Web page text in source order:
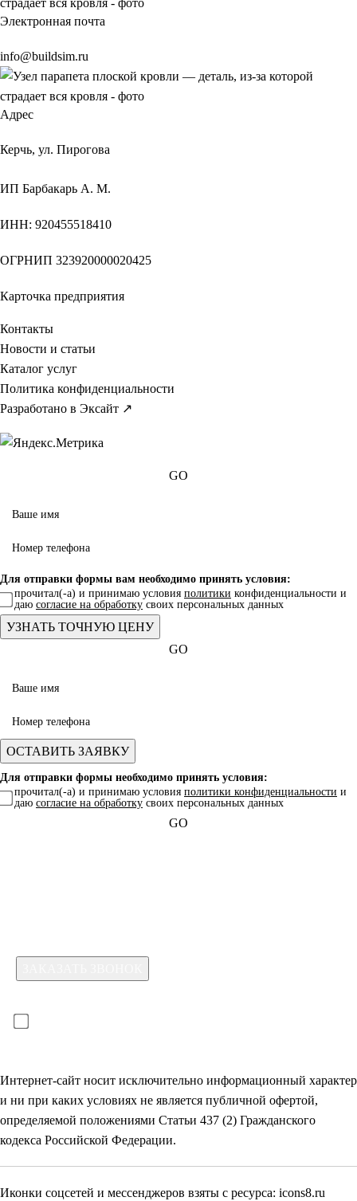
Электронная почта
info@buildsim.ru
Адрес
Керчь, ул. Пирогова
ИП Барбакарь А. М.
ИНН: 920455518410
ОГРНИП 323920000020425
Карточка предприятия
Контакты
Новости и статьи
Каталог услуг
Политика конфиденциальности
Разработано в Эксайт ↗
GO
Для отправки формы вам необходимо принять условия:
прочитал(-а) и принимаю условия политики конфиденциальности и
даю согласие на обработку своих персональных данных
GO
Для отправки формы необходимо принять условия:
прочитал(-а) и принимаю условия политики конфиденциальности и
даю согласие на обработку своих персональных данных
GO
Интернет-сайт носит исключительно информационный характер
и ни при каких условиях не является публичной офертой,
определяемой положениями Статьи 437 (2) Гражданского
кодекса Российской Федерации.
Иконки соцсетей и мессенджеров взяты с ресурса: icons8.ru